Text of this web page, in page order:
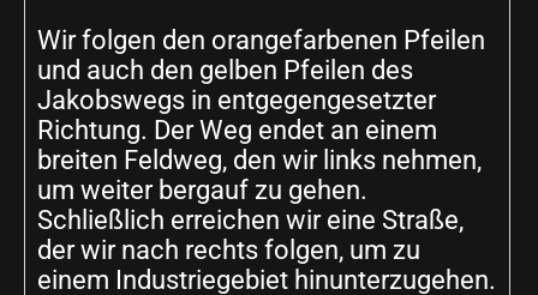
Wir folgen den orangefarbenen Pfeilen
und auch den gelben Pfeilen des
Jakobswegs in entgegengesetzter
Richtung. Der Weg endet an einem
breiten Feldweg, den wir links nehmen,
um weiter bergauf zu gehen.
Schließlich erreichen wir eine Straße,
der wir nach rechts folgen, um zu
einem Industriegebiet hinunterzugehen.